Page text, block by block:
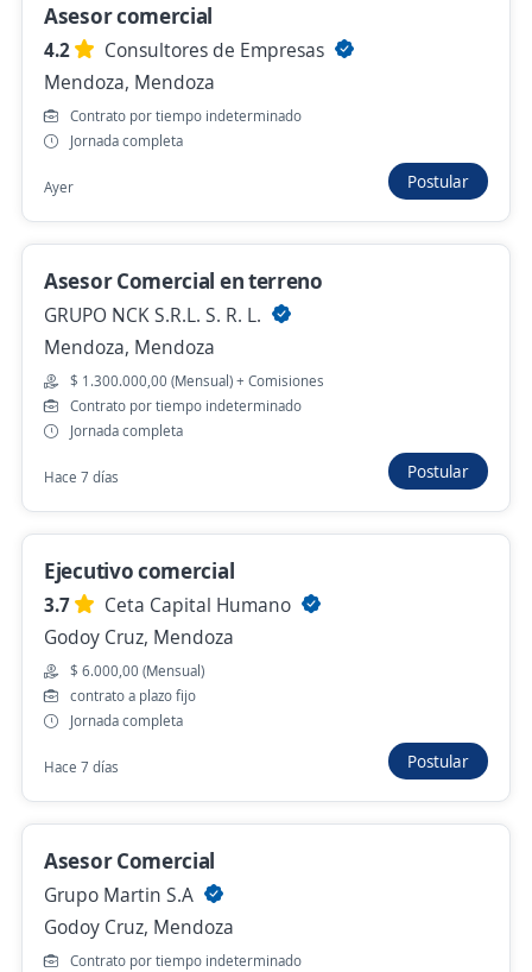
Se precisa Urgente
Asesores Comerciales de Terreno Fibra
Optica y Portabilidad
3,9
OPCIÓN CUYO S.A.
Empleo destacado
asesor comercial
ALGIZ S. A. S
Mendoza, Mendoza
$ 700.000,00 (Mensual)
Hace 2 días
Se precisa Urgente
Asesor Comercial
Grupo Martin S.A
Godoy Cruz, Mendoza
Hace 3 días
Se precisa Urgente Empleo destacado
OSAR
Mendoza, Mendoza
Hace 4 días
Asesor comercial
4.2
Consultores de Empresas
Mendoza, Mendoza
Contrato por tiempo indeterminado
Jornada completa
Ayer Postular
Asesor Comercial en terreno
GRUPO NCK S.R.L. S. R. L.
Mendoza, Mendoza
$ 1.300.000,00 (Mensual) + Comisiones
Contrato por tiempo indeterminado
Jornada completa
Hace 7 días Postular
Ejecutivo comercial
3.7
Ceta Capital Humano
Godoy Cruz, Mendoza
$ 6.000,00 (Mensual)
contrato a plazo fijo
Jornada completa
Hace 7 días Postular
Asesor Comercial
Grupo Martin S.A
Godoy Cruz, Mendoza
Contrato por tiempo indeterminado